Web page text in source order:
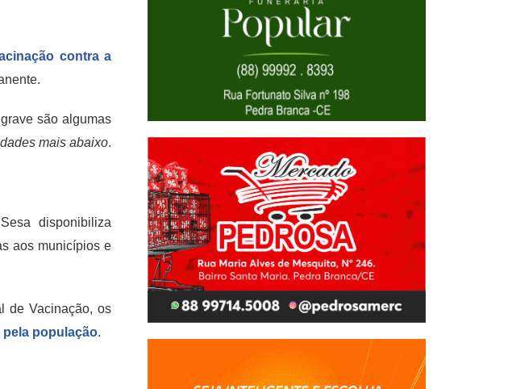
contra a
são algumas
mais abaixo.
disponibiliza
aos municípios e
de Vacinação, os
pela população.